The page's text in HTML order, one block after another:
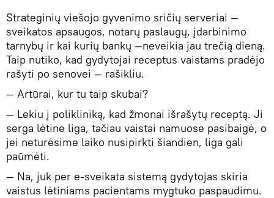
Strateginių viešojo gyvenimo sričių serveriai —
sveikatos apsaugos, notarų paslaugų, įdarbinimo
tarnybų ir kai kurių bankų —neveikia jau trečią dieną.
Taip nutiko, kad gydytojai receptus vaistams pradėjo
rašyti po senovei — rašikliu.
— Artūrai, kur tu taip skubai?
— Lekiu į polikliniką, kad žmonai išrašytų receptą. Ji
serga lėtine liga, tačiau vaistai namuose pasibaigė, o
jei neturėsime laiko nusipirkti šiandien, liga gali
paūmėti.
— Na, juk per e-sveikata sistemą gydytojas skiria
vaistus lėtiniams pacientams mygtuko paspaudimu.